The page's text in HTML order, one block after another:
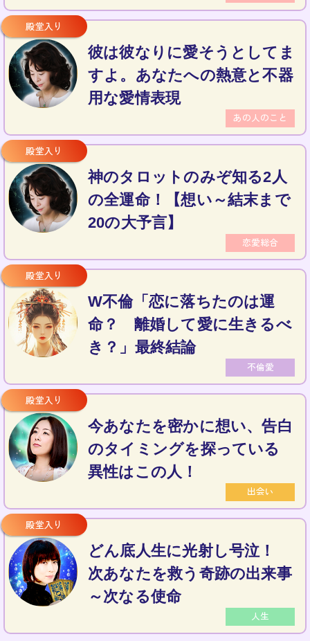
あの人のこと
彼は彼なりに愛そうとしてま
すよ。あなたへの熱意と不器
用な愛情表現
恋愛総合
神のタロットのみぞ知る2人
の全運命！【想い～結末まで
20の大予言】
不倫愛
W不倫「恋に落ちたのは運
命？ 離婚して愛に生きるべ
き？」最終結論
出会い
今あなたを密かに想い、告白
のタイミングを探っている
異性はこの人！
人生
どん底人生に光射し号泣！
次あなたを救う奇跡の出来事
～次なる使命